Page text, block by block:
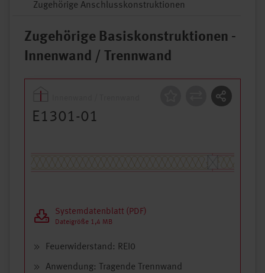
Zugehörige Anschlusskonstruktionen
Zugehörige Basiskonstruktionen -
Innenwand / Trennwand
Konstruktion
E1301-01
Systemdatenblatt (PDF)
Dateigröße 1,4 MB
Feuerwiderstand: REI0
Anwendung: Tragende Trennwand